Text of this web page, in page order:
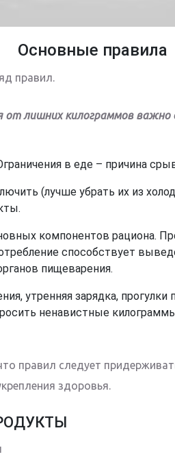
Основные правила
правил.
от лишних килограммов важно
в еде – причина
(лучше убрать их из
компонентов рациона.
способствует
пищеварения.
утренняя зарядка,
ненавистные
правил следует
здоровья.